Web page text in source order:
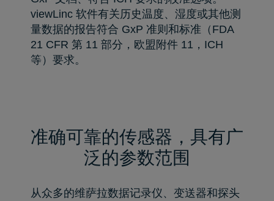
viewLinc 软件有关历史温度、湿度或其他测
量数据的报告符合 GxP 准则和标准（FDA
21 CFR 第 11 部分，欧盟附件 11，ICH
等）要求。
准确可靠的传感器，具有广
泛的参数范围
从众多的维萨拉数据记录仪、变送器和探头